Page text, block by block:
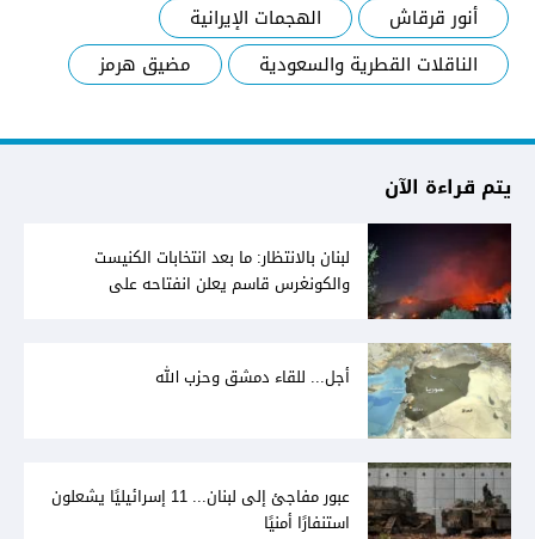
أنور قرقاش
الهجمات الإيرانية
الناقلات القطرية والسعودية
مضيق هرمز
يتم قراءة الآن
لبنان بالانتظار: ما بعد انتخابات الكنيست
والكونغرس قاسم يعلن انفتاحه على
أجل... للقاء دمشق وحزب الله
عبور مفاجئ إلى لبنان... 11 إسرائيليًا يشعلون
استنفارًا أمنيًا